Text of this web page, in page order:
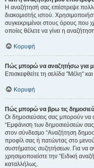
Η αναζήτησή σας επέστρεψε
διακομιστής ιστού.
συγκεκριμένοι στους όρους που
οποίες θέλετε να γίνει η
Κορυφή
Πώς μπορώ να αναζητήσω για
Επισκεφθείτε τη σελίδα "Μέλη"
Κορυφή
Πώς μπορώ να βρω τις
Οι δημοσιεύσεις σας μπορούν να
“Εμφάνιση των δημοσιεύσεών
στον σύνδεσμο “Αναζήτηση
προφίλ σας ή πατώντας στο
συστήματος συζητήσεων. Για να
χρησιμοποιείστε την “Ειδική
καταλλήλως.